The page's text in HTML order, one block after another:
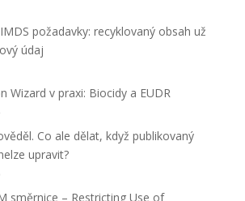
požadavky: recyklovaný obsah už
údaj
Wizard v praxi: Biocidy a EUDR
Co ale dělat, když publikovaný
upravit?
směrnice – Restricting Use of